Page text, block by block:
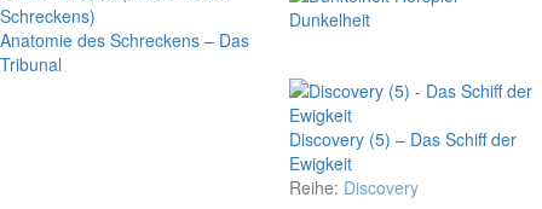
Anatomie des Schreckens – Das
Tribunal
Dunkelheit
Discovery (5) – Das Schiff der
Ewigkeit
Reihe: Discovery